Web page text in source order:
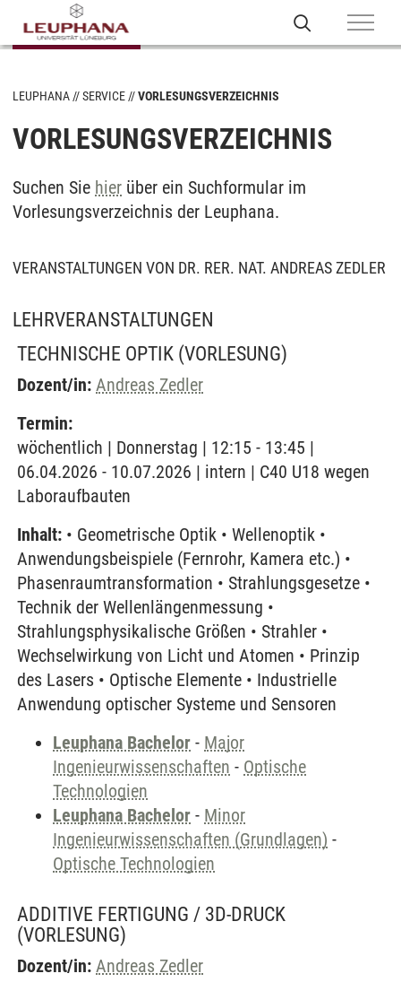
LEUPHANA SERVICE VORLESUNGSVERZEICHNIS
VORLESUNGSVERZEICHNIS
Suchen Sie hier über ein Suchformular im
Vorlesungsverzeichnis der Leuphana.
VERANSTALTUNGEN VON DR. RER. NAT. ANDREAS ZEDLER
LEHRVERANSTALTUNGEN
TECHNISCHE OPTIK (VORLESUNG)
Dozent/in: Andreas Zedler
Termin:
wöchentlich | Donnerstag | 12:15 - 13:45 |
06.04.2026 - 10.07.2026 | intern | C40 U18 wegen
Laboraufbauten
Inhalt: • Geometrische Optik • Wellenoptik •
Anwendungsbeispiele (Fernrohr, Kamera etc.) •
Phasenraumtransformation • Strahlungsgesetze •
Technik der Wellenlängenmessung •
Strahlungsphysikalische Größen • Strahler •
Wechselwirkung von Licht und Atomen • Prinzip
des Lasers • Optische Elemente • Industrielle
Anwendung optischer Systeme und Sensoren
Leuphana Bachelor - Major
Ingenieurwissenschaften - Optische
Technologien
Leuphana Bachelor - Minor
Ingenieurwissenschaften (Grundlagen) -
Optische Technologien
ADDITIVE FERTIGUNG / 3D-DRUCK
(VORLESUNG)
Dozent/in: Andreas Zedler